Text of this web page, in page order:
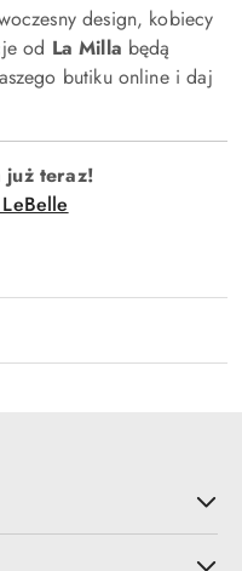
design, kobiecy
od La Milla będą
butiku online i daj
już teraz!